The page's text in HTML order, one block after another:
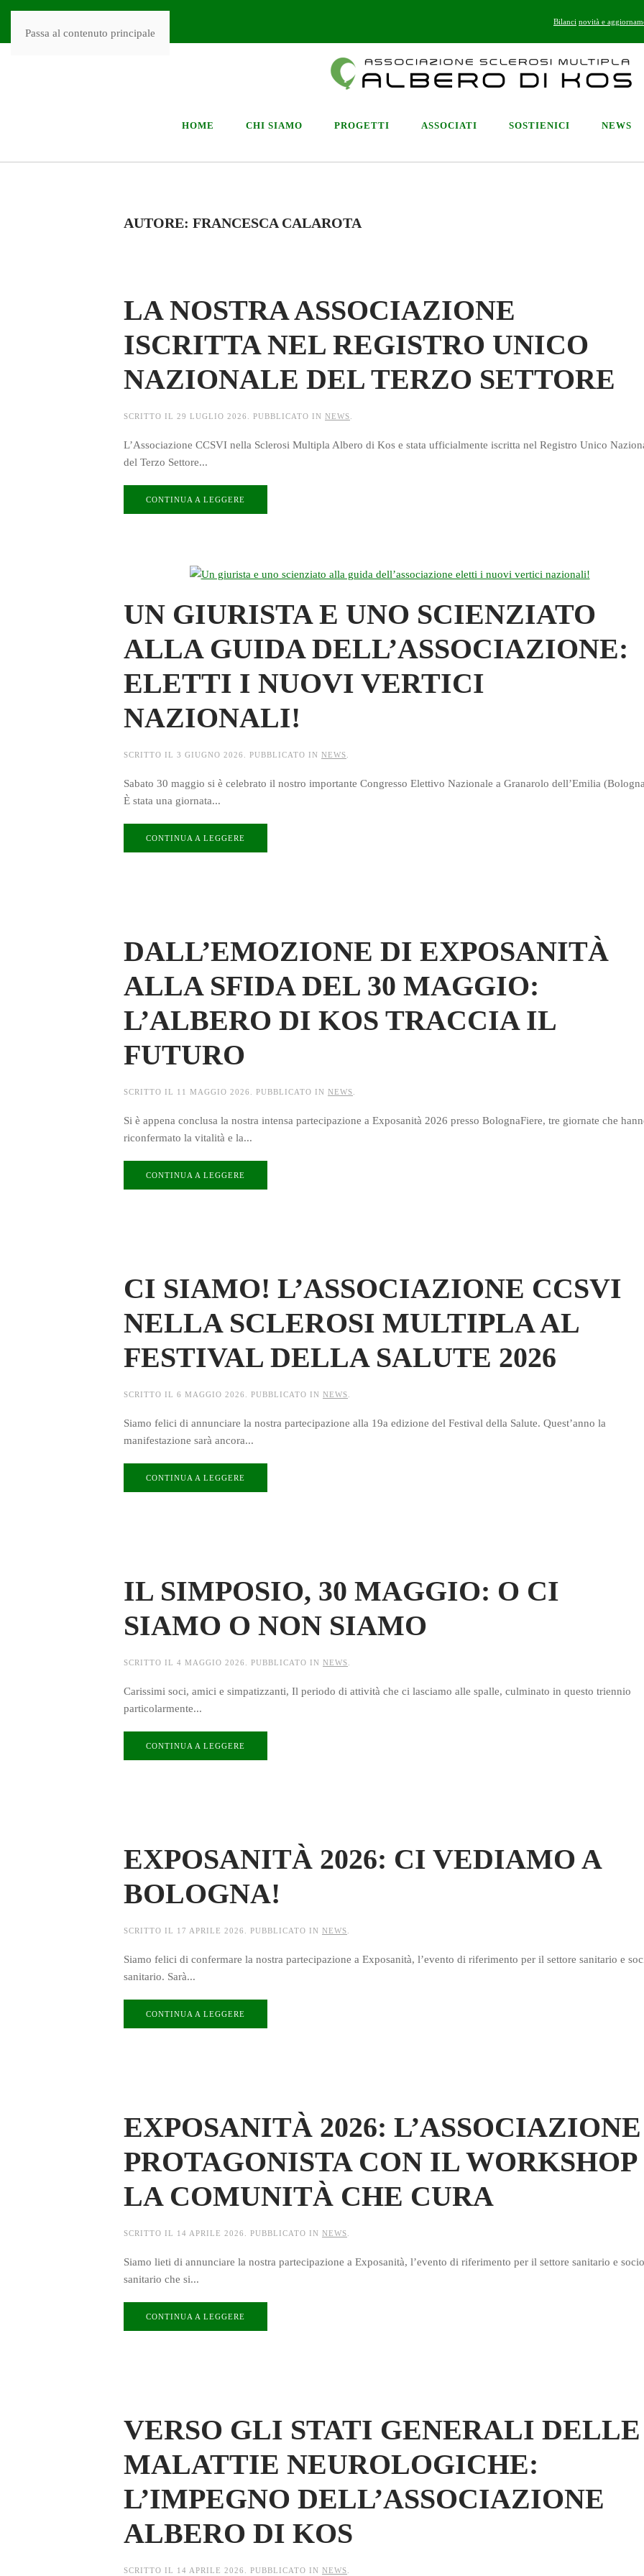
Passa al contenuto principale
Bilanci novità e
HOME CHI SIAMO PROGETTI ASSOCIATI SOSTIENICI NEWS
AUTORE: FRANCESCA CALAROTA
LA NOSTRA ASSOCIAZIONE
ISCRITTA NEL REGISTRO UNICO
NAZIONALE DEL TERZO SETTORE
SCRITTO IL 29 LUGLIO 2026 . PUBBLICATO IN NEWS
L’Associazione CCSVI nella Sclerosi Multipla Albero di Kos e stata ufficialmente iscritta nel Registro Unico
del Terzo Settore...
CONTINUA A LEGGERE
UN GIURISTA E UNO SCIENZIATO
ALLA GUIDA DELL’ASSOCIAZIONE:
ELETTI I NUOVI VERTICI
NAZIONALI!
SCRITTO IL 3 GIUGNO 2026 . PUBBLICATO IN NEWS
Sabato 30 maggio si è celebrato il nostro importante Congresso Elettivo Nazionale a Granarolo dell’Emilia
È stata una giornata...
CONTINUA A LEGGERE
DALL’EMOZIONE DI EXPOSANITÀ
ALLA SFIDA DEL 30 MAGGIO:
L’ALBERO DI KOS TRACCIA IL
FUTURO
SCRITTO IL 11 MAGGIO 2026 . PUBBLICATO IN NEWS
Si è appena conclusa la nostra intensa partecipazione a Exposanità 2026 presso BolognaFiere, tre giornate che
riconfermato la vitalità e la...
CONTINUA A LEGGERE
CI SIAMO! L’ASSOCIAZIONE CCSVI
NELLA SCLEROSI MULTIPLA AL
FESTIVAL DELLA SALUTE 2026
SCRITTO IL 6 MAGGIO 2026 . PUBBLICATO IN NEWS
Siamo felici di annunciare la nostra partecipazione alla 19a edizione del Festival della Salute. Quest’anno la
manifestazione sarà ancora...
CONTINUA A LEGGERE
IL SIMPOSIO, 30 MAGGIO: O CI
SIAMO O NON SIAMO
SCRITTO IL 4 MAGGIO 2026 . PUBBLICATO IN NEWS
Carissimi soci, amici e simpatizzanti, Il periodo di attività che ci lasciamo alle spalle, culminato in questo triennio
particolarmente...
CONTINUA A LEGGERE
EXPOSANITÀ 2026: CI VEDIAMO A
BOLOGNA!
SCRITTO IL 17 APRILE 2026 . PUBBLICATO IN NEWS
Siamo felici di confermare la nostra partecipazione a Exposanità, l’evento di riferimento per il settore sanitario e
sanitario. Sarà...
CONTINUA A LEGGERE
EXPOSANITÀ 2026: L’ASSOCIAZIONE
PROTAGONISTA CON IL WORKSHOP
LA COMUNITÀ CHE CURA
SCRITTO IL 14 APRILE 2026 . PUBBLICATO IN NEWS
Siamo lieti di annunciare la nostra partecipazione a Exposanità, l’evento di riferimento per il settore sanitario e
sanitario che si...
CONTINUA A LEGGERE
VERSO GLI STATI GENERALI DELLE
MALATTIE NEUROLOGICHE:
L’IMPEGNO DELL’ASSOCIAZIONE
ALBERO DI KOS
SCRITTO IL 14 APRILE 2026 . PUBBLICATO IN NEWS